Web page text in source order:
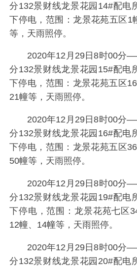
分132景财线龙景花园14#配电
下停电，范围：龙景花苑五区1
等，天雨照停。
2020年12月29日8时00分
分132景财线龙景花园15#配电
下停电，范围：龙景花苑五区
21幢等，天雨照停。
2020年12月29日8时00分
分132景财线龙景花园16#配电
下停电，范围：龙景花苑五区
50幢等，天雨照停。
2020年12月29日8时00分
分132景财线龙景花园19#配电
下停电，范围：龙景花苑七区
12幢、14幢等，天雨照停。
2020年12月29日8时00分
分132景财线龙景花园20#配电